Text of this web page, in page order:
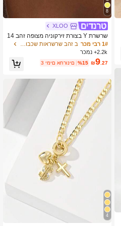
8
XLOO
שרשרת Y בצורת זירקוניה מצופה זהב 14
קראט, שרשרת ארוכה ואלגנטית מתאימ
ה לנשים, אידיאלית למסיבות ומתנות
1# רבי מכר
2.2k+ נמכר
₪9.27
%15 3 ימים אחרונים
4